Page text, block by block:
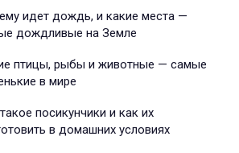
идет дождь, и какие места —
дождливые на Земле
птицы, рыбы и животные — самые
в мире
посикунчики и как их
в домашних условиях